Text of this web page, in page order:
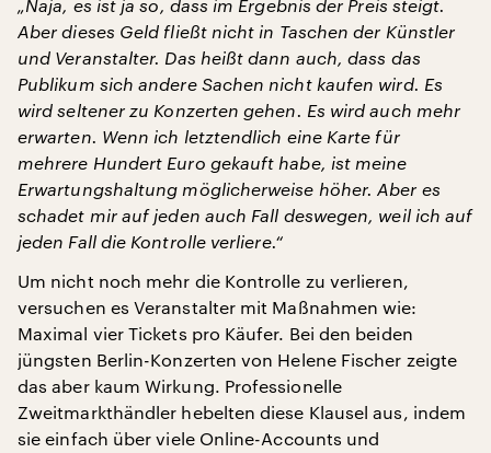
„Naja, es ist ja so, dass im Ergebnis der Preis steigt.
Aber dieses Geld fließt nicht in Taschen der Künstler
und Veranstalter. Das heißt dann auch, dass das
Publikum sich andere Sachen nicht kaufen wird. Es
wird seltener zu Konzerten gehen. Es wird auch mehr
erwarten. Wenn ich letztendlich eine Karte für
mehrere Hundert Euro gekauft habe, ist meine
Erwartungshaltung möglicherweise höher. Aber es
schadet mir auf jeden auch Fall deswegen, weil ich auf
jeden Fall die Kontrolle verliere.“
Um nicht noch mehr die Kontrolle zu verlieren,
versuchen es Veranstalter mit Maßnahmen wie:
Maximal vier Tickets pro Käufer. Bei den beiden
jüngsten Berlin-Konzerten von Helene Fischer zeigte
das aber kaum Wirkung. Professionelle
Zweitmarkthändler hebelten diese Klausel aus, indem
sie einfach über viele Online-Accounts und